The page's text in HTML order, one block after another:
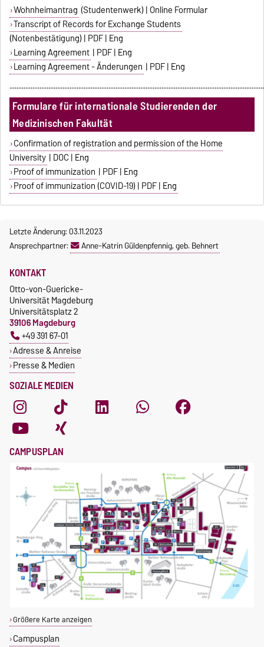
Wohnheimantrag (Studentenwerk) | Online Formular
Transcript of Records for Exchange Students
(Notenbestätigung) | PDF | Eng
Learning Agreement | PDF | Eng
Learning Agreement - Änderungen | PDF | Eng
Formulare für internationale Studierenden der
Medizinischen Fakultät
Confirmation of registration and permission of the Home
University | DOC | Eng
Proof of immunization | PDF | Eng
Proof of immunization (COVID-19) | PDF | Eng
Letzte Änderung: 03.11.2023
Ansprechpartner:
Anne-Katrin Güldenpfennig, geb. Behnert
SOZIALE MEDIEN
KONTAKT
Otto-von-Guericke-
Universität Magdeburg
Universitätsplatz 2
39106 Magdeburg
+49 391 67-01
Adresse & Anreise
Presse & Medien
CAMPUSPLAN
Größere Karte anzeigen
Campusplan